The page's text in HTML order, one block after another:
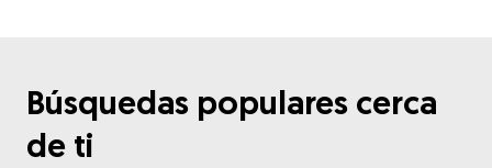
Búsquedas populares cerca
de ti